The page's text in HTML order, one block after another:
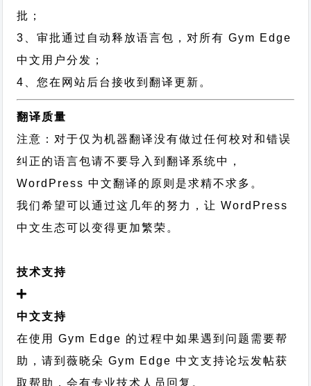
批；
3、审批通过自动释放语言包，对所有 Gym Edge
中文用户分发；
4、您在网站后台接收到翻译更新。
翻译质量
注意：对于仅为机器翻译没有做过任何校对和错误
纠正的语言包请不要导入到翻译系统中，
WordPress 中文翻译的原则 是求精不求多。
我们希望可以通过这几年的努力，让 WordPress
中文生态可以变得更加繁荣。
技术支持
中文支持
在使用 Gym Edge 的过程中如果遇到问题需要帮
助，请到薇晓朵 Gym Edge 中文支持论坛发帖获
取帮助，会有专业技术人员回复。